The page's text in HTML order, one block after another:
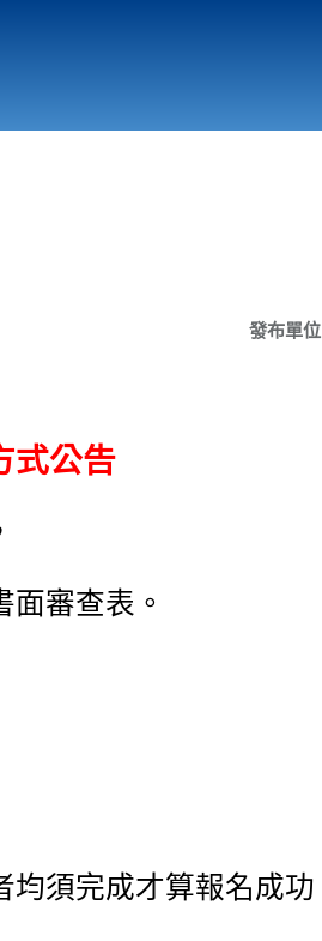
發布單位
式公告
審查表。
須完成才算報名成功